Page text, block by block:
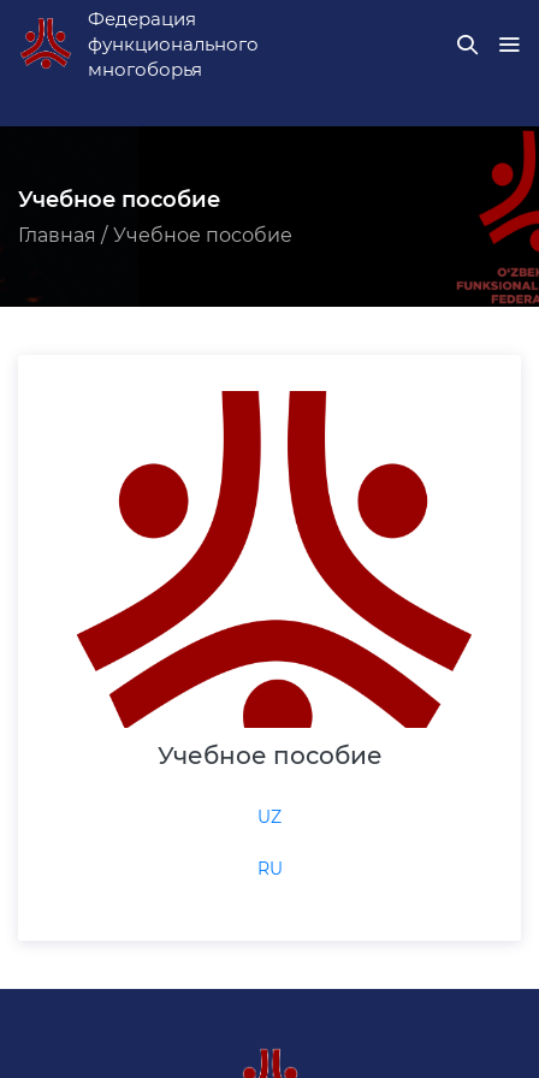
Федерация
функционального
многоборья
Учебное пособие
Главная / Учебное пособие
Учебное пособие
UZ
RU